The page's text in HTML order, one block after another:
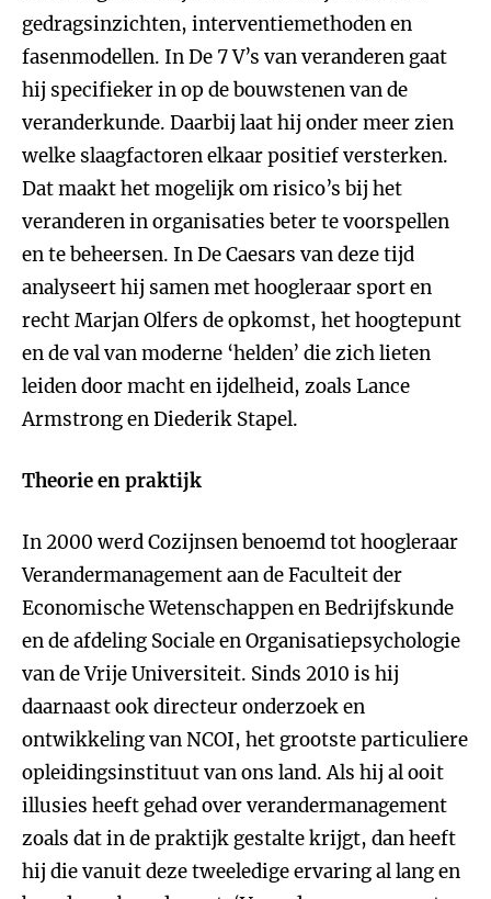
gedragsinzichten, interventiemethoden en
fasenmodellen. In De 7 V’s van veranderen gaat
hij specifieker in op de bouwstenen van de
veranderkunde. Daarbij laat hij onder meer zien
welke slaagfactoren elkaar positief versterken.
Dat maakt het mogelijk om risico’s bij het
veranderen in organisaties beter te voorspellen
en te beheersen. In De Caesars van deze tijd
analyseert hij samen met hoogleraar sport en
recht Marjan Olfers de opkomst, het hoogtepunt
en de val van moderne ‘helden’ die zich lieten
leiden door macht en ijdelheid, zoals Lance
Armstrong en Diederik Stapel.
Theorie en praktijk
In 2000 werd Cozijnsen benoemd tot hoogleraar
Verandermanagement aan de Faculteit der
Economische Wetenschappen en Bedrijfskunde
en de afdeling Sociale en Organisatiepsychologie
van de Vrije Universiteit. Sinds 2010 is hij
daarnaast ook directeur onderzoek en
ontwikkeling van NCOI, het grootste particuliere
opleidingsinstituut van ons land. Als hij al ooit
illusies heeft gehad over verandermanagement
zoals dat in de praktijk gestalte krijgt, dan heeft
hij die vanuit deze tweeledige ervaring al lang en